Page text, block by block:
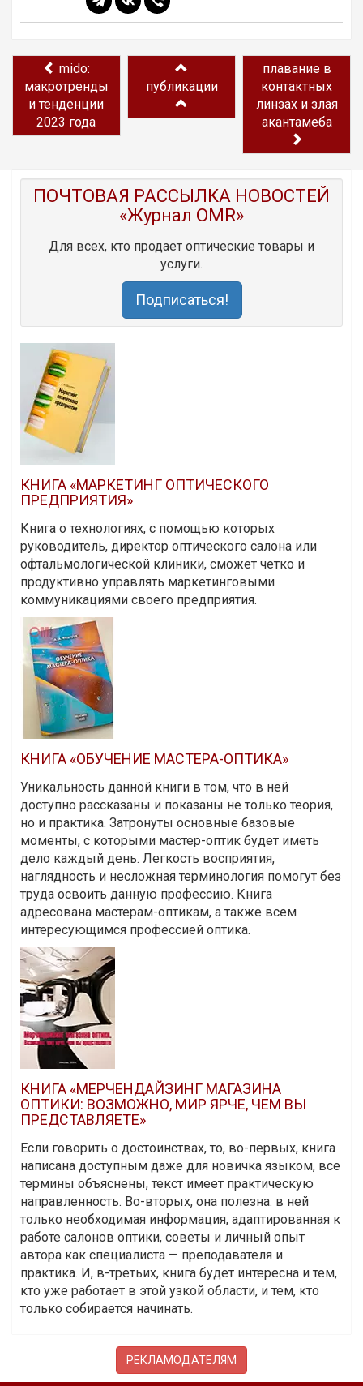
mido:
макротренды
и тенденции
2023 года
публикации
плавание в
контактных
линзах и злая
акантамеба
ПОЧТОВАЯ РАССЫЛКА НОВОСТЕЙ
«Журнал OMR»
Для всех, кто продает оптические товары и
услуги.
Подписаться!
КНИГА «МАРКЕТИНГ ОПТИЧЕСКОГО
ПРЕДПРИЯТИЯ»
Книга о технологиях, с помощью которых
руководитель, директор оптического салона или
офтальмологической клиники, сможет четко и
продуктивно управлять маркетинговыми
коммуникациями своего предприятия.
КНИГА «ОБУЧЕНИЕ МАСТЕРА-ОПТИКА»
Уникальность данной книги в том, что в ней
доступно рассказаны и показаны не только теория,
но и практика. Затронуты основные базовые
моменты, с которыми мастер-оптик будет иметь
дело каждый день. Легкость восприятия,
наглядность и несложная терминология помогут без
труда освоить данную профессию. Книга
адресована мастерам-оптикам, а также всем
интересующимся профессией оптика.
КНИГА «МЕРЧЕНДАЙЗИНГ МАГАЗИНА
ОПТИКИ: ВОЗМОЖНО, МИР ЯРЧЕ, ЧЕМ ВЫ
ПРЕДСТАВЛЯЕТЕ»
Если говорить о достоинствах, то, во-первых, книга
написана доступным даже для новичка языком, все
термины объяснены, текст имеет практическую
направленность. Во-вторых, она полезна: в ней
только необходимая информация, адаптированная к
работе салонов оптики, советы и личный опыт
автора как специалиста — преподавателя и
практика. И, в-третьих, книга будет интересна и тем,
кто уже работает в этой узкой области, и тем, кто
только собирается начинать.
РЕКЛАМОДАТЕЛЯМ